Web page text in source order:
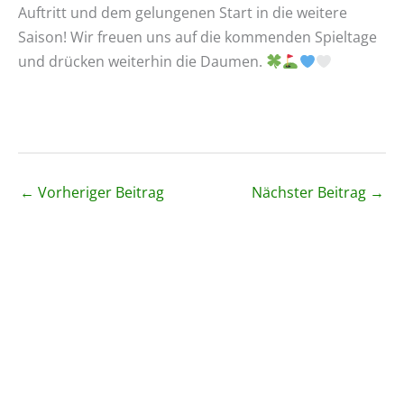
Auftritt und dem gelungenen Start in die weitere
Saison! Wir freuen uns auf die kommenden Spieltage
und drücken weiterhin die Daumen.
← Vorheriger Beitrag Nächster Beitrag →